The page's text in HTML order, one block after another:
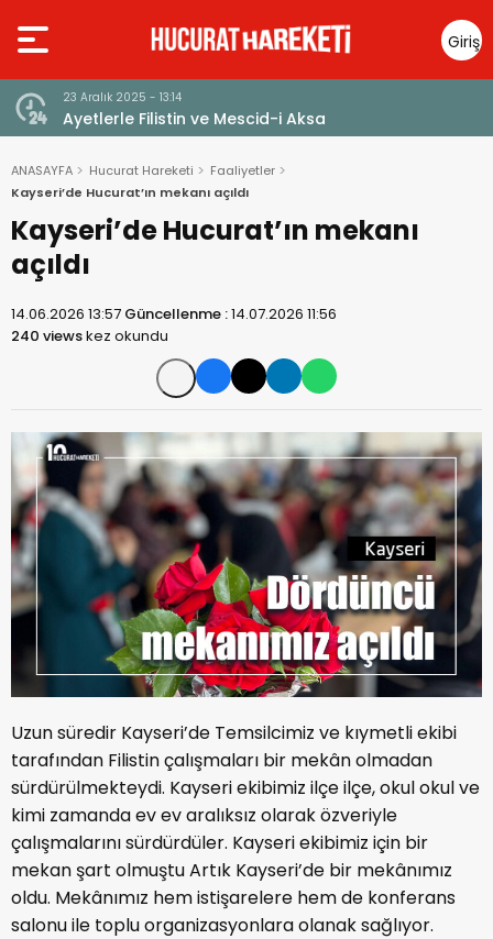
Giriş
Yap
23 Aralık 2025 - 13:14
Ayetlerle Filistin ve Mescid-i Aksa
ANASAYFA Hucurat Hareketi
Faaliyetler
Kayseri’de Hucurat’ın mekanı açıldı
Kayseri’de Hucurat’ın mekanı
açıldı
14.06.2026 13:57 Güncellenme :14.07.2026 11:56
240 viewskez okundu
Uzun süredir Kayseri’de Temsilcimiz ve kıymetli ekibi
tarafından Filistin çalışmaları bir mekân olmadan
sürdürülmekteydi. Kayseri ekibimiz ilçe ilçe, okul okul ve
kimi zamanda ev ev aralıksız olarak özveriyle
çalışmalarını sürdürdüler. Kayseri ekibimiz için bir
mekan şart olmuştu Artık Kayseri’de bir mekânımız
oldu. Mekânımız hem istişarelere hem de konferans
salonu ile toplu organizasyonlara olanak sağlıyor.